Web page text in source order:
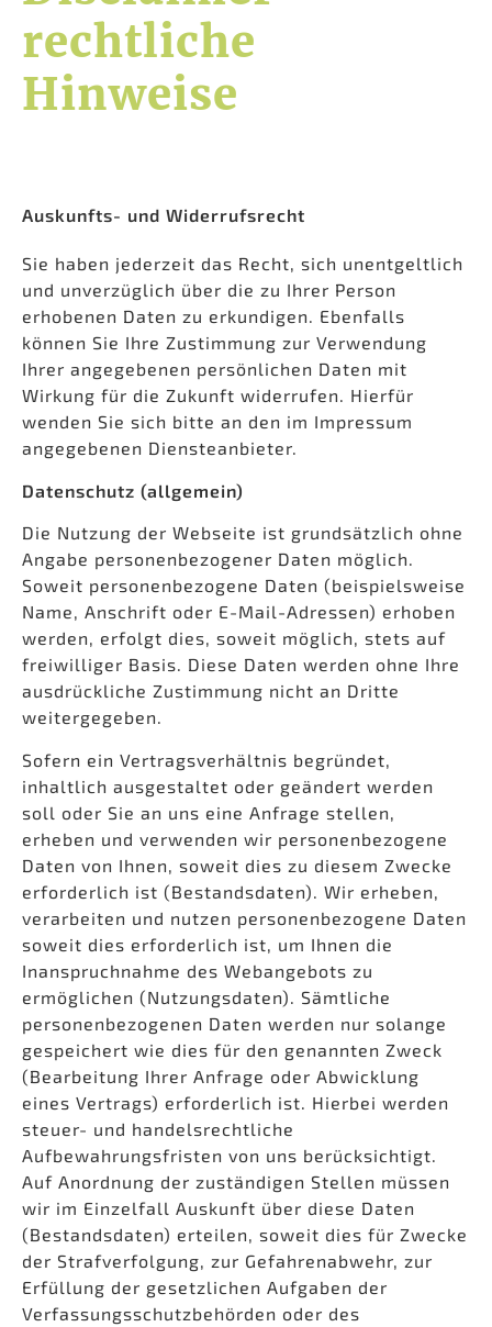
rechtliche
Hinweise
Auskunfts- und Widerrufsrecht
Sie haben jederzeit das Recht, sich unentgeltlich
und unverzüglich über die zu Ihrer Person
erhobenen Daten zu erkundigen. Ebenfalls
können Sie Ihre Zustimmung zur Verwendung
Ihrer angegebenen persönlichen Daten mit
Wirkung für die Zukunft widerrufen. Hierfür
wenden Sie sich bitte an den im Impressum
angegebenen Diensteanbieter.
Datenschutz (allgemein)
Die Nutzung der Webseite ist grundsätzlich ohne
Angabe personenbezogener Daten möglich.
Soweit personenbezogene Daten (beispielsweise
Name, Anschrift oder E-Mail-Adressen) erhoben
werden, erfolgt dies, soweit möglich, stets auf
freiwilliger Basis. Diese Daten werden ohne Ihre
ausdrückliche Zustimmung nicht an Dritte
weitergegeben.
Sofern ein Vertragsverhältnis begründet,
inhaltlich ausgestaltet oder geändert werden
soll oder Sie an uns eine Anfrage stellen,
erheben und verwenden wir personenbezogene
Daten von Ihnen, soweit dies zu diesem Zwecke
erforderlich ist (Bestandsdaten). Wir erheben,
verarbeiten und nutzen personenbezogene Daten
soweit dies erforderlich ist, um Ihnen die
Inanspruchnahme des Webangebots zu
ermöglichen (Nutzungsdaten). Sämtliche
personenbezogenen Daten werden nur solange
gespeichert wie dies für den genannten Zweck
(Bearbeitung Ihrer Anfrage oder Abwicklung
eines Vertrags) erforderlich ist. Hierbei werden
steuer- und handelsrechtliche
Aufbewahrungsfristen von uns berücksichtigt.
Auf Anordnung der zuständigen Stellen müssen
wir im Einzelfall Auskunft über diese Daten
(Bestandsdaten) erteilen, soweit dies für Zwecke
der Strafverfolgung, zur Gefahrenabwehr, zur
Erfüllung der gesetzlichen Aufgaben der
Verfassungsschutzbehörden oder des